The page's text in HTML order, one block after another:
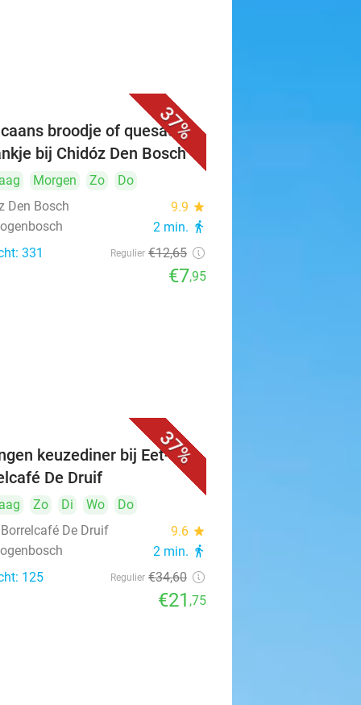
37%
broodje of quesadilla
bij Chidóz Den Bosch
Morgen Zo
Do
Den Bosch
9.9 star
2 min. directions_walk
331 Regulier €12,65
€7,95
37%
keuzediner bij Eet- &
De Druif
Zo Di Wo
Do
Borrelcafé De Druif
9.6 star
2 min. directions_walk
125 Regulier €34,60
€21 ,75